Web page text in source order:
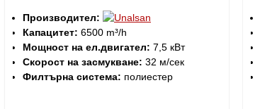
Производител:
Капацитет: 6500 m³/h
Мощност на ел.двигател: 7,5 кВт
Скорост на засмукване: 32 м/сек
Филтърна система: полиестер